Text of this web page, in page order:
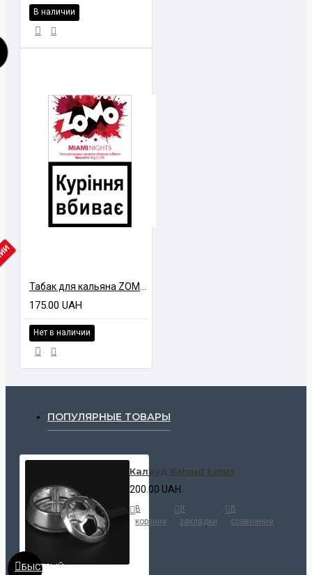
В наличии
175.00 UAH
Нет в наличии
ПОПУЛЯРНЫЕ ТОВАРЫ
БЫСТРЫЙ
Калауд Kaloud Lotus
200.00 UAH
В
корзину
В
закладки
В
сравнение